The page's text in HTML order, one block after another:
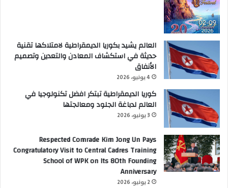
العالم يشيد بكوريا الديمقراطية لامتلاكها تقنية
حديثة في استكشاف المعادن والتعدين وتصميم
الأنفاق
4 يونيو، 2026
كوريا الديمقراطية تبتكر افضل تكنولوجيا في
العالم لدباغة الجلود ومعالجتها
3 يونيو، 2026
Respected Comrade Kim Jong Un Pays
Congratulatory Visit to Central Cadres Training
School of WPK on Its 80th Founding
Anniversary
2 يونيو، 2026